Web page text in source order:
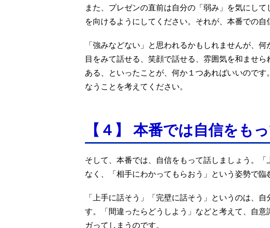
また、プレゼンの直前は自分の「弱み」を気にし
を向けるようにしてください。それが、本番での自
「強みなどない」と思われるかもしれませんが、
目をみて話せる、笑顔で話せる、雰囲気を和ませ
ある、といったことが、何か１つあればいいので
なうことを考えてください。
【４】 本番では自信をも
そして、本番では、自信をもって話しましょう。
なく、「相手にわかってもらおう」という姿勢で臨
「上手に話そう」「完壁に話そう」というのは、
す。「間違ったらどうしよう」などと考えて、自
ガってしまうのです。